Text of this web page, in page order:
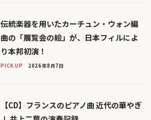
伝統楽器を用いたカーチュン・ウォン編
曲の「展覧会の絵」が、日本フィルによ
り本邦初演！
PICK UP 2026年8月7日
【CD】フランスのピアノ曲 近代の華やぎ